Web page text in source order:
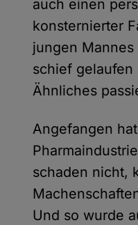
auch einen
konsternierter
jungen
schief gelaufen
Ähnliches
Angefangen
schaden nicht,
Und so wurde